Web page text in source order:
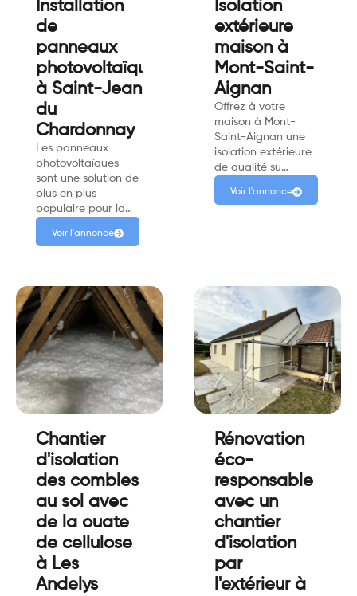
Installation
de
panneaux
photovoltaïques
à Saint-Jean
du
Chardonnay
Les panneaux
photovoltaïques
sont une solution de
plus en plus
populaire pour la…
Voir l'annonce
Isolation
extérieure
maison à
Mont-Saint-
Aignan
Offrez à votre
maison à Mont-
Saint-Aignan une
isolation extérieure
de qualité su…
Voir l'annonce
Chantier
d'isolation
des combles
au sol avec
de la ouate
de cellulose
à Les
Andelys
Rénovation
éco-
responsable
avec un
chantier
d'isolation
par
l'extérieur à